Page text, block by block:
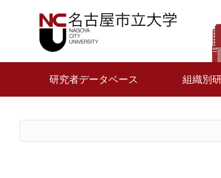
研究者データベース 組織別